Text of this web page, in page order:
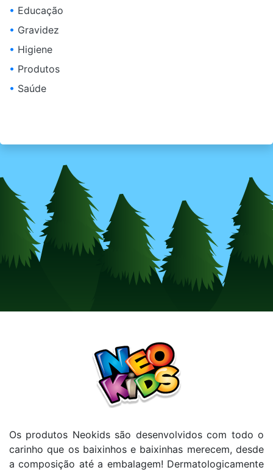
• Educação
• Gravidez
• Higiene
• Produtos
• Saúde
Os produtos Neokids são desenvolvidos com todo o
carinho que os baixinhos e baixinhas merecem, desde
a composição até a embalagem! Dermatologicamente